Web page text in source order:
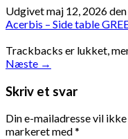
Udgivetmaj 12, 2026den
Acerbis – Side table
Trackbacks er lukket,
Næste →
Skriv et svar
Din e-mailadresse vil
markeret med*